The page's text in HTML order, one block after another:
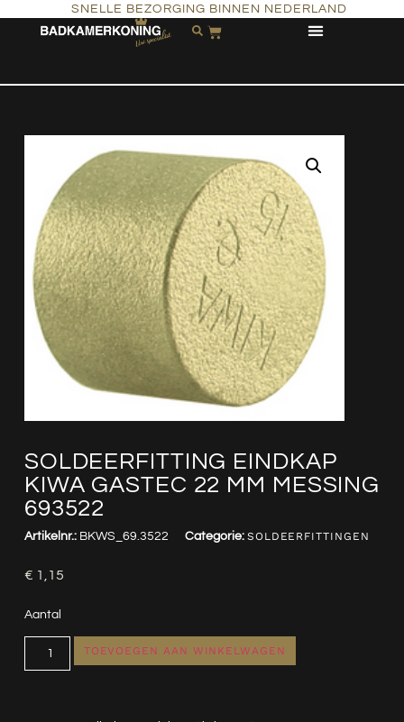
SNELLE BEZORGING BINNEN NEDERLAND
SOLDEERFITTING EINDKAP
KIWA GASTEC 22 MM MESSING
693522
Artikelnr.: BKWS_69.3522 Categorie: SOLDEERFITTINGEN
€ 1,15
Aantal
TOEVOEGEN AAN WINKELWAGEN